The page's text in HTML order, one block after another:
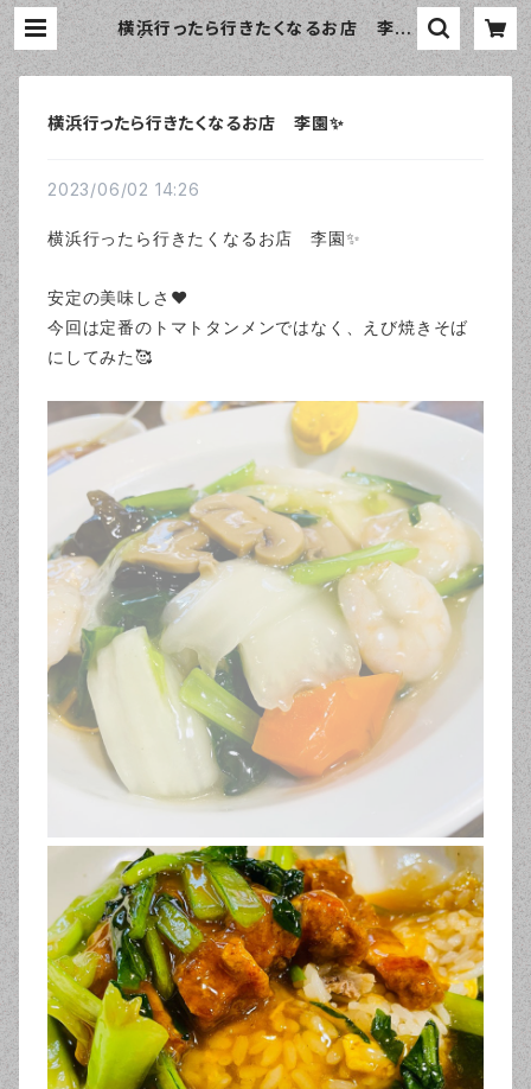
横浜行ったら行きたくなるお店 李園
✨ | おしゃれなエプロン通販のamor
ico（アモリコ）☆インポートエプロン
横浜行ったら行きたくなるお店 李園✨
2023/06/02 14:26
横浜行ったら行きたくなるお店 李園✨
安定の美味しさ❤️
今回は定番のトマトタンメンではなく、えび焼きそば
にしてみた🥰